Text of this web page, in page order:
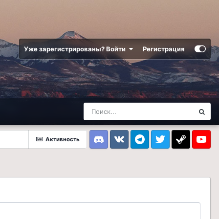
Уже зарегистрированы? Войти Регистрация
Активность
DiscordVK TelegramTwitter Steam